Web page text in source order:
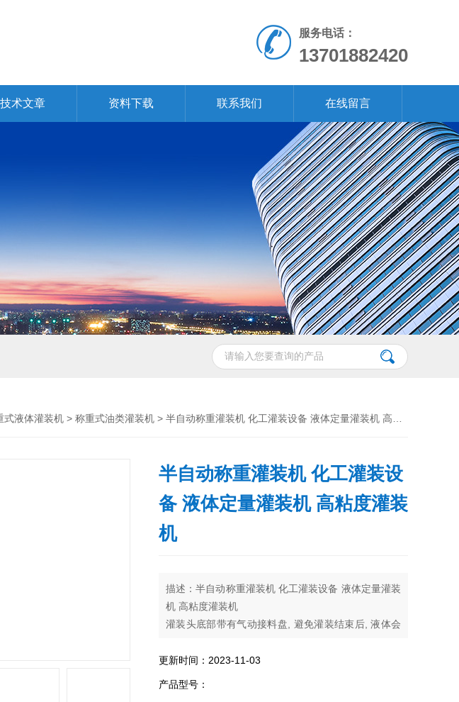
服务电话：
13701882420
技术文章 资料下载 联系我们 在线留言
式液体灌装机> 称重式油类灌装机> 半自动称重灌装机 化工灌装设备 液体定量灌装机 高粘度灌装机
半自动称重灌装机 化工灌装设
备 液体定量灌装机 高粘度灌装
机
描述：半自动称重灌装机 化工灌装设备 液体定量灌装
机 高粘度灌装机
灌装头底部带有气动接料盘, 避免灌装结束后, 液体会
手动/去皮/毛重灌装. 自动快加和慢加灌装;
SUS304不锈钢金属软管转接头, 方便操作和维修.
更新时间：2023-11-03
产品型号：